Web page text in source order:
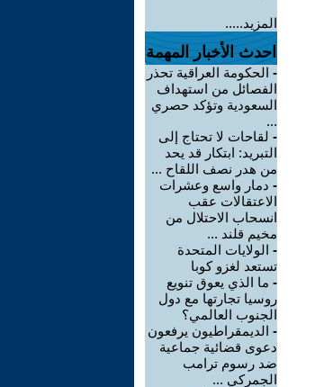
المزيد.....
احدث الأخبار المهمة
- الحكومة العراقية تحذر
الفصائل من استهداف
السعودية وتؤكد حصري
...
- لقاحات لا تحتاج إلى
التبريد: ابتكار قد يحد
من هدر نصف اللقاح ...
- دمار واسع وعشرات
الاعتقالات عقب
انسحاب الاحتلال من
مخيم قلند ...
- الولايات المتحدة
تستعد لغزو كوبا
- ما الذي يعوق تنويع
روسيا تجارتها مع دول
الجنوب العالمي؟
- الديمقراطيون يرفعون
دعوى قضائية جماعية
ضد رسوم ترامب
الجمركي ...